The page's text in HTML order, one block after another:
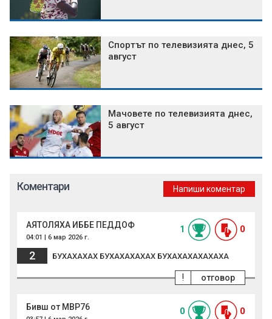
Спортът по телевизията днес, 5
август
Мачовете по телевизията днес,
5 август
Коментари Напиши коментар
АЯТОЛЯХА ИББЕ ПЕДДОФ
04:01 | 6 мар 2026 г.
1 0
2 БУХАХАХАХ БУХАХАХАХАХ БУХАХАХАХАХАХА
отговор
!
Бивш от МВР76 0 0